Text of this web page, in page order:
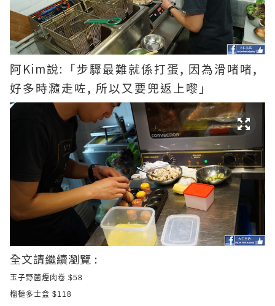
阿 Kim說: 「步驟最難就係打蛋, 因為滑啫啫,
好多時瀡走咗, 所以又要兜返上嚟」
全文請繼續瀏覽 :
玉子野菌煙肉卷 $58
榴槤多士盒 $118